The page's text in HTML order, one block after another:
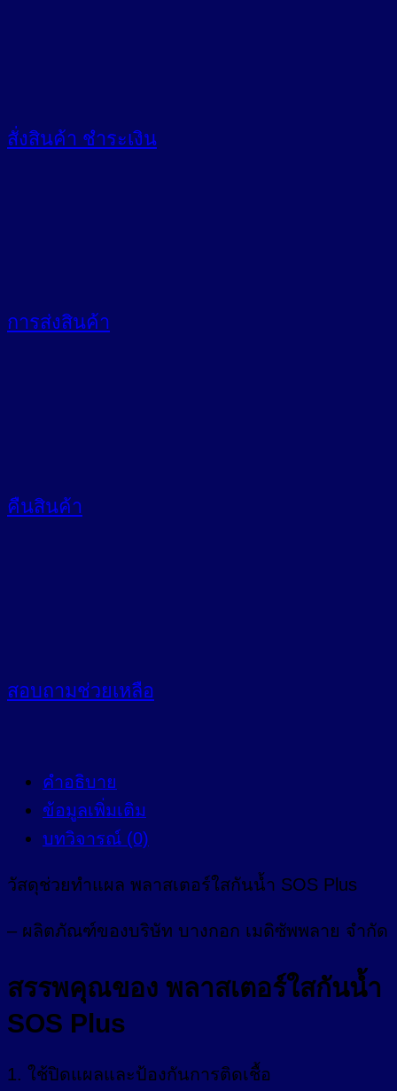
สั่งสินค้า ชำระเงิน
การส่งสินค้า
คืนสินค้า
สอบถามช่วยเหลือ
คำอธิบาย
ข้อมูลเพิ่มเติม
บทวิจารณ์ (0)
วัสดุช่วยทำแผล พลาสเตอร์ใสกันน้ำ SOS Plus
– ผลิตภัณฑ์ของบริษัท บางกอก เมดิซัพพลาย จำกัด
สรรพคุณของ พลาสเตอร์ใสกันน้ำ
SOS Plus
1. ใช้ปิดแผลและป้องกันการติดเชื้อ